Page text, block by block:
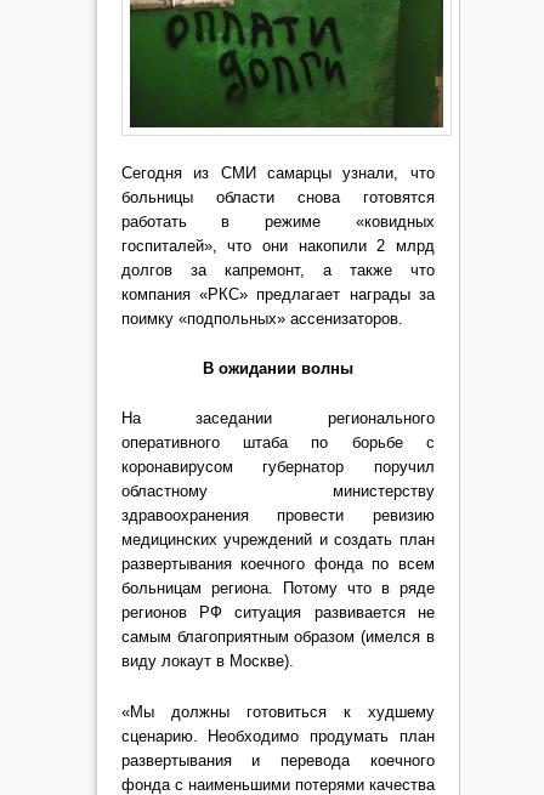
Сегодня из СМИ самарцы узнали, что
больницы области снова готовятся
работать в режиме «ковидных
госпиталей», что они накопили 2 млрд
долгов за капремонт, а также что
компания «РКС» предлагает награды за
поимку «подпольных» ассенизаторов.
В ожидании волны
На заседании регионального
оперативного штаба по борьбе с
коронавирусом губернатор поручил
областному министерству
здравоохранения провести ревизию
медицинских учреждений и создать план
развертывания коечного фонда по всем
больницам региона. Потому что в ряде
регионов РФ ситуация развивается не
самым благоприятным образом (имелся в
виду локаут в Москве).
«Мы должны готовиться к худшему
сценарию. Необходимо продумать план
развертывания и перевода коечного
фонда с наименьшими потерями качества